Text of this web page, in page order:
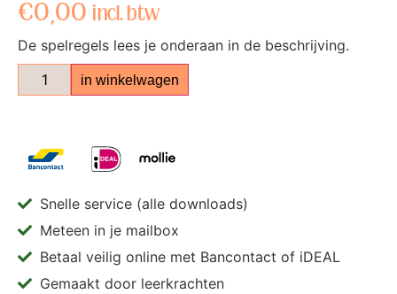
€0,00 incl. btw
De spelregels lees je onderaan in de beschrijving.
in winkelwagen
Snelle service (alle downloads)
Meteen in je mailbox
Betaal veilig online met Bancontact of iDEAL
Gemaakt door leerkrachten